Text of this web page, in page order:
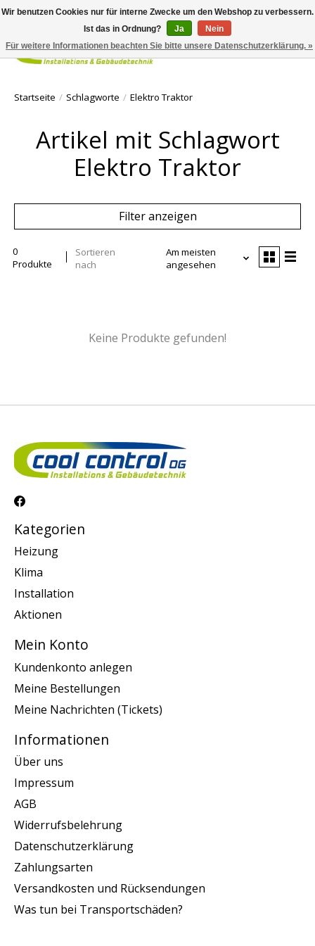
Ihr
Startseite / Schlagworte / Elektro Traktor
Artikel mit Schlagwort
Elektro Traktor
Filter anzeigen
0
Produkte
Sortieren
nach
Am meisten
angesehen
Keine Produkte gefunden!
Kategorien
Heizung
Klima
Installation
Aktionen
Mein Konto
Kundenkonto anlegen
Meine Bestellungen
Meine Nachrichten (Tickets)
Informationen
Über uns
Impressum
AGB
Widerrufsbelehrung
Datenschutzerklärung
Zahlungsarten
Versandkosten und Rücksendungen
Was tun bei Transportschäden?
Wir benutzen Cookies nur für interne Zwecke um den Webshop zu verbessern.
Ist das in Ordnung?
Ja
Nein
Für weitere Informationen beachten Sie bitte unsere Datenschutzerklärung. »